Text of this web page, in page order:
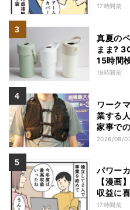
17時間前
真夏の
まま?
15時間
19時間前
ワーク
業する
家事で
商品を
2026/08/
パワー
【漫画
収益に
書”で
17時間前